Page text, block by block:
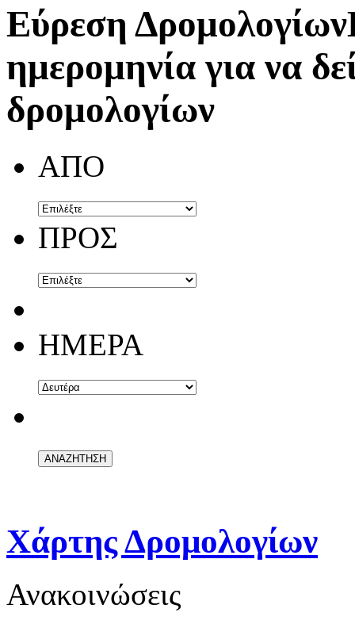
Εύρεση Δρομολογίων
ημερομηνία για να
δρομολογίων
ΑΠΟ
ΠΡΟΣ
ΗΜΕΡΑ
Χάρτης Δρομολογίων
Ανακοινώσεις